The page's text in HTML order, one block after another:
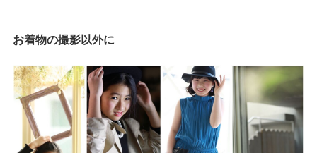
お着物の撮影以外に